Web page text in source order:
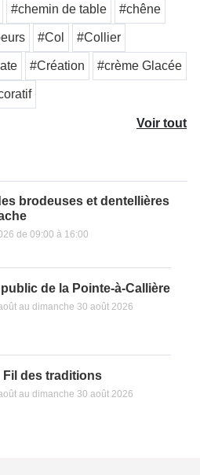
#chemin de table #chêne
#Col #Collier
#Création #crème Glacée
Voir tout
brodeuses et dentellières
de 09:00 à 16:00
de la Pointe-à-Callière
au dimanche 30 août 2026
Fil des traditions
au dimanche 30 août 2026